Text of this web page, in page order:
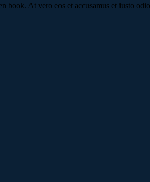
book. At vero eos et accusamus et iusto